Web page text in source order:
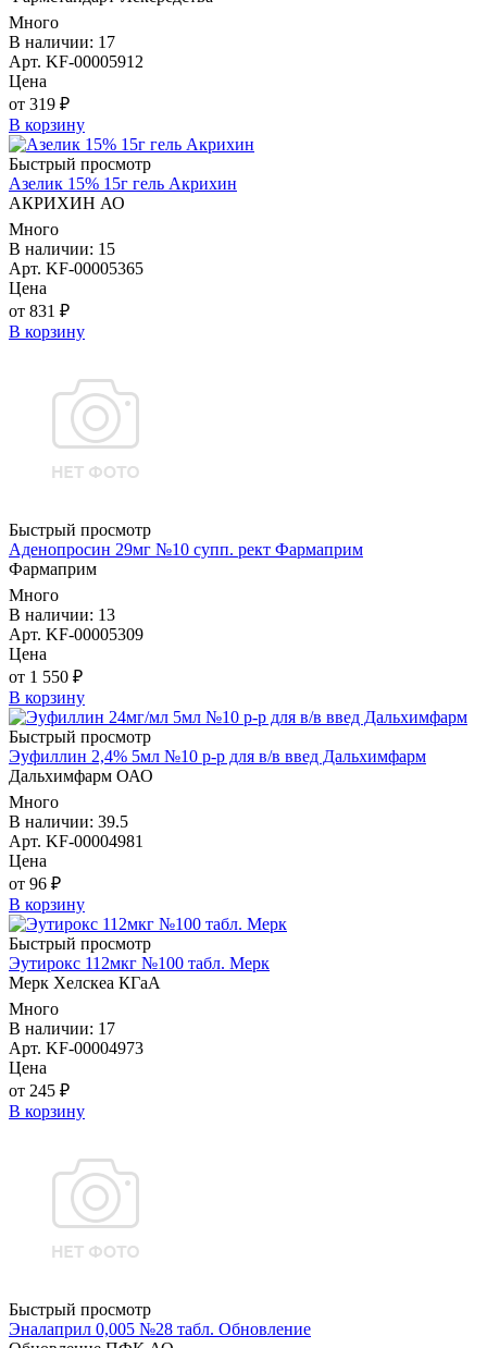
Много
В наличии: 17
Арт. KF-00005912
Цена
от 319 ₽
В корзину
Быстрый просмотр
Азелик 15% 15г гель Акрихин
АКРИХИН АО
Много
В наличии: 15
Арт. KF-00005365
Цена
от 831 ₽
В корзину
Быстрый просмотр
Аденопросин 29мг №10 супп. рект Фармаприм
Фармаприм
Много
В наличии: 13
Арт. KF-00005309
Цена
от 1 550 ₽
В корзину
Быстрый просмотр
Эуфиллин 2,4% 5мл №10 р-р для в/в введ Дальхимфарм
Дальхимфарм ОАО
Много
В наличии: 39.5
Арт. KF-00004981
Цена
от 96 ₽
В корзину
Быстрый просмотр
Эутирокс 112мкг №100 табл. Мерк
Мерк Хелскеа КГаА
Много
В наличии: 17
Арт. KF-00004973
Цена
от 245 ₽
В корзину
Быстрый просмотр
Эналаприл 0,005 №28 табл. Обновление